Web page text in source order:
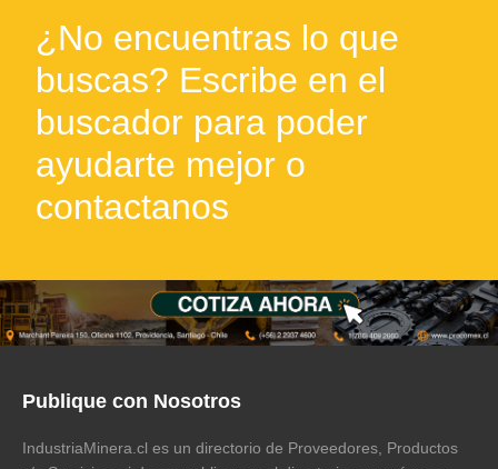
¿No encuentras lo que
buscas? Escribe en el
buscador para poder
ayudarte mejor o
contactanos
Publique con Nosotros
IndustriaMinera.cl es un directorio de Proveedores, Productos